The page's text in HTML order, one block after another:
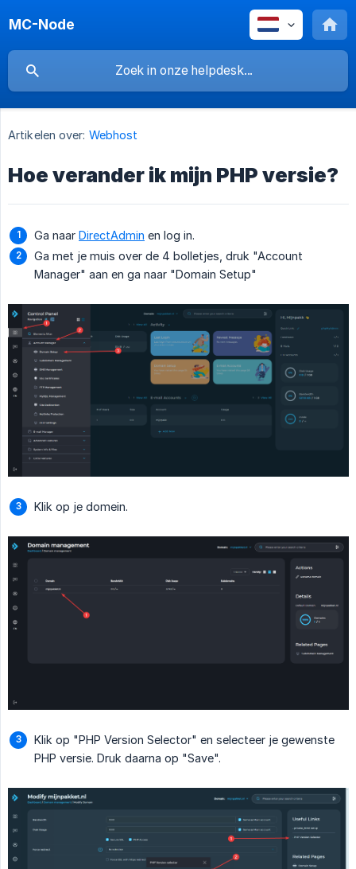
MC-Node
Artikelen over: Webhost
Hoe verander ik mijn PHP versie?
Ga naar DirectAdmin en log in.
Ga met je muis over de 4 bolletjes, druk "Account
Manager" aan en ga naar "Domain Setup"
Klik op je domein.
Klik op "PHP Version Selector" en selecteer je gewenste
PHP versie. Druk daarna op "Save".